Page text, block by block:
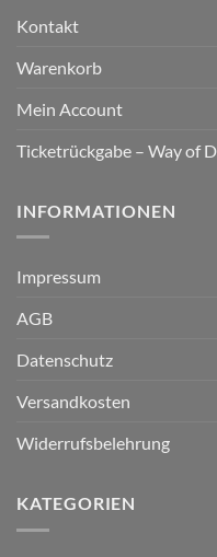
Kontakt
Warenkorb
Mein Account
Ticketrückgabe – Way of
INFORMATIONEN
Impressum
AGB
Datenschutz
Versandkosten
Widerrufsbelehrung
KATEGORIEN